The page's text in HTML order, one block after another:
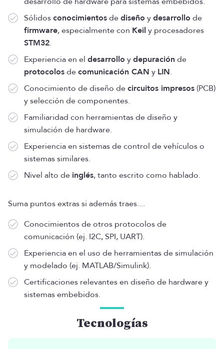
Sólidosconocimientosdediseño ydesarrollo de
firmware, especialmente con Keil y procesadores
STM32.
Experiencia en el desarrollo ydepuración de
protocolosdecomunicación CAN y LIN.
Conocimiento de diseño decircuitos impresos (PCB)
y selección de componentes.
Familiaridad con herramientas de diseño y
simulación de hardware.
Experiencia en sistemas de control de vehículos o
sistemas similares.
Nivel alto de inglés, tanto escrito como hablado.
Suma puntos extras si además traes....
Conocimientos de otros protocolos de
comunicación (ej. I2C, SPI, UART).
Experiencia en el uso de herramientas de simulación
y modelado (ej. MATLAB/Simulink).
Certificaciones relevantes en diseño de hardware y
sistemas embebidos.
Tecnologías